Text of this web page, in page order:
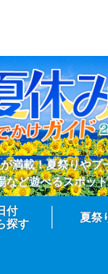
満載！夏祭りやプ
など遊べるスポッ
付
探す
夏祭